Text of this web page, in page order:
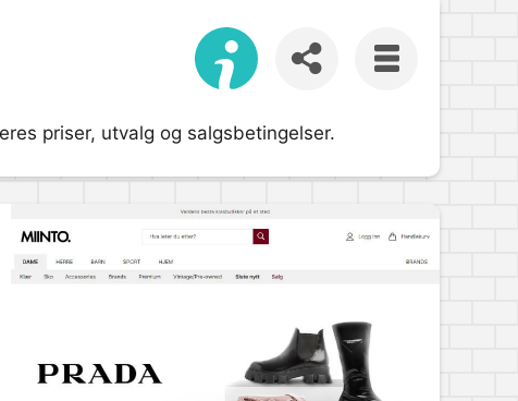
priser, utvalg og salgsbetingelser.